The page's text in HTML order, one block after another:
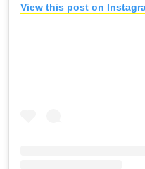
View this post on